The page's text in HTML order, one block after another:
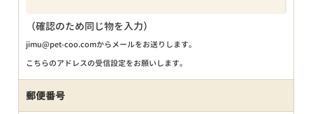
（確認のため同じ物を入力）
jimu@pet-coo.comからメールをお送りします。
こちらのアドレスの受信設定をお願いします。
郵便番号